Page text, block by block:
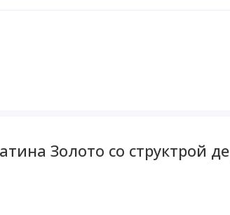
Золото со структрой